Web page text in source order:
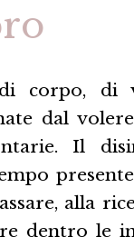
corpo, di
dal
Il
alla
dentro le